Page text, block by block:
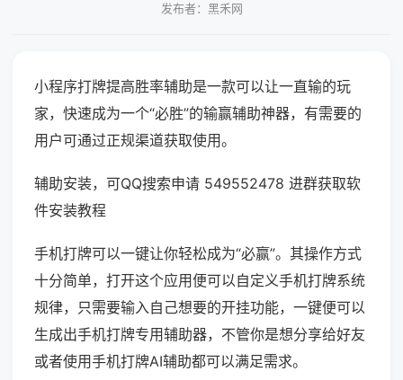
发布者：黑禾网
小程序打牌提高胜率辅助是一款可以让一直输的玩
家，快速成为一个“必胜”的输赢辅助神器，有需要的
用户可通过正规渠道获取使用。
辅助安装，可QQ搜索申请 549552478 进群获取软
件安装教程
手机打牌可以一键让你轻松成为“必赢”。其操作方式
十分简单，打开这个应用便可以自定义手机打牌系统
规律，只需要输入自己想要的开挂功能，一键便可以
生成出手机打牌专用辅助器，不管你是想分享给好友
或者使用手机打牌AI辅助都可以满足需求。